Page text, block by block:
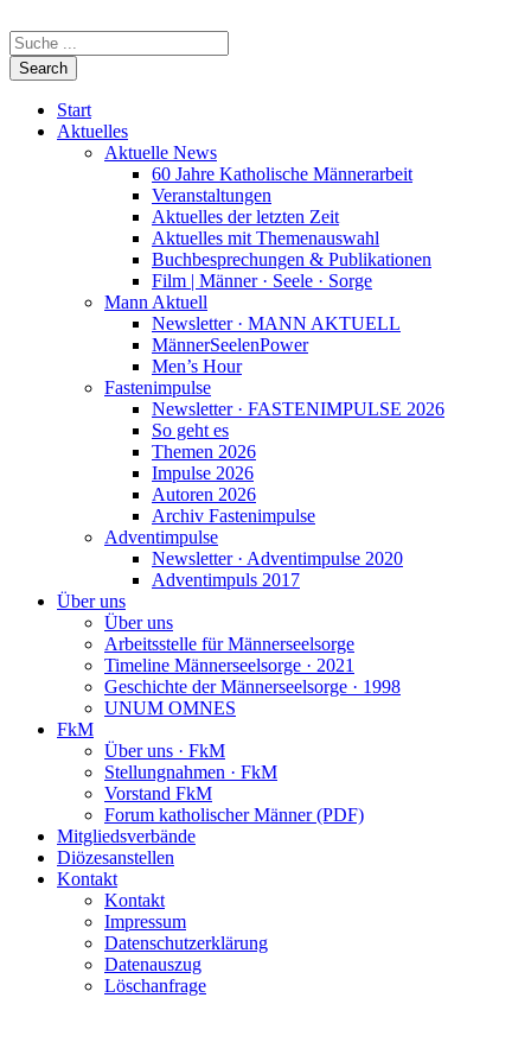
Start
Aktuelles
Aktuelle News
60 Jahre Katholische Männerarbeit
Veranstaltungen
Aktuelles der letzten Zeit
Aktuelles mit Themenauswahl
Buchbesprechungen & Publikationen
Film | Männer · Seele · Sorge
Mann Aktuell
Newsletter · MANN AKTUELL
MännerSeelenPower
Men’s Hour
Fastenimpulse
Newsletter · FASTENIMPULSE 2026
So geht es
Themen 2026
Impulse 2026
Autoren 2026
Archiv Fastenimpulse
Adventimpulse
Newsletter · Adventimpulse 2020
Adventimpuls 2017
Über uns
Über uns
Arbeitsstelle für Männerseelsorge
Timeline Männerseelsorge · 2021
Geschichte der Männerseelsorge · 1998
UNUM OMNES
FkM
Über uns · FkM
Stellungnahmen · FkM
Vorstand FkM
Forum katholischer Männer (PDF)
Mitgliedsverbände
Diözesanstellen
Kontakt
Kontakt
Impressum
Datenschutzerklärung
Datenauszug
Löschanfrage